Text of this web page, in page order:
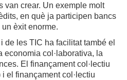
van crear. Un exemple molt
en què ja participen bancs
èxit enorme.
de les TIC ha facilitat també el
economia col·laborativa, la
El finançament col·lectiu
i el finançament col·lectiu